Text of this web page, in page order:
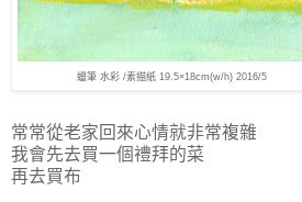
蠟筆 水彩 /素描紙 19.5×18cm(w/h) 2016/5
常常從老家回來心情就非常複雜
我會先去買一個禮拜的菜
再去買布